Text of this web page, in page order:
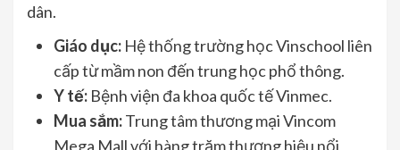
dân.
Giáo dục: Hệ thống trường học Vinschool liên
cấp từ mầm non đến trung học phổ thông.
Y tế: Bệnh viện đa khoa quốc tế Vinmec.
Mua sắm:Trung tâm thương mại Vincom
Mega Mall với hàng trăm thương hiệu nổi